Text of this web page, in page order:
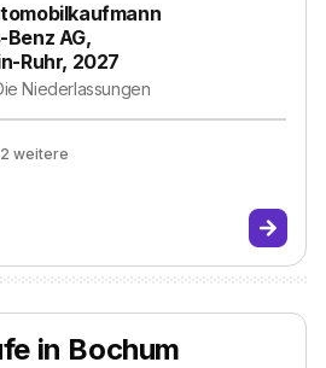
AG,
Ruhr, 2027
Niederlassungen
weitere
in Bochum